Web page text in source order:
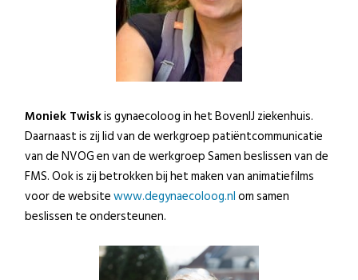
Moniek Twiskis gynaecoloog in het BovenIJ ziekenhuis.
Daarnaast is zij lid van de werkgroep patiëntcommunicatie
van de NVOG en van de werkgroep Samen beslissen van de
FMS. Ook is zij betrokken bij het maken van animatiefilms
voor de websitewww.degynaecoloog.nlom samen
beslissen te ondersteunen.